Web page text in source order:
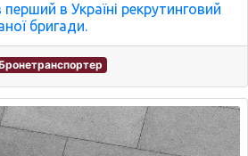
в Україні рекрутинговий
бригади.